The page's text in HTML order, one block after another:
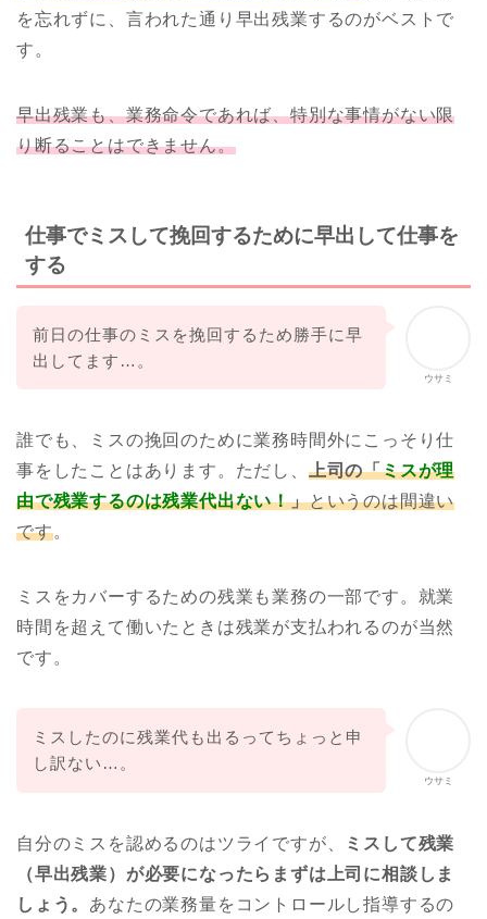
を忘れずに、言われた通り早出残業するのがベストで
す。
早出残業も、業務命令であれば、特別な事情がない限
り断ることはできません。
仕事でミスして挽回するために早出して仕事を
する
ウサミ
前日の仕事のミスを挽回するため勝手に早
出してます…。
誰でも、ミスの挽回のために業務時間外にこっそり仕
事をしたことはあります。ただし、 上司の「ミスが理
由で残業するのは残業代出ない！」というのは間違い
です。
ミスをカバーするための残業も業務の一部です。就業
時間を超えて働いたときは残業が支払われるのが当然
です。
ウサミ
ミスしたのに残業代も出るってちょっと申
し訳ない…。
自分のミスを認めるのはツライですが、
ミスして残業
（早出残業）が必要になったらまずは上司に相談しま
しょう。 あなたの業務量をコントロールし指導するの